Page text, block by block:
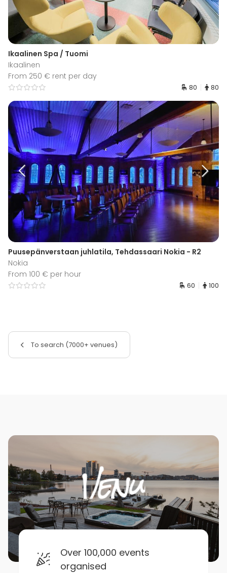
Ikaalinen Spa / Tuomi
Ikaalinen
From 250 € rent per day
80 80
Puusepänverstaan juhlatila, Tehdassaari Nokia - R2
Nokia
From 100 € per hour
60 100
To search (7000+ venues)
Over 100,000 events
organised